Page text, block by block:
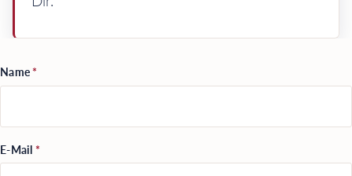
Name *
E-Mail *